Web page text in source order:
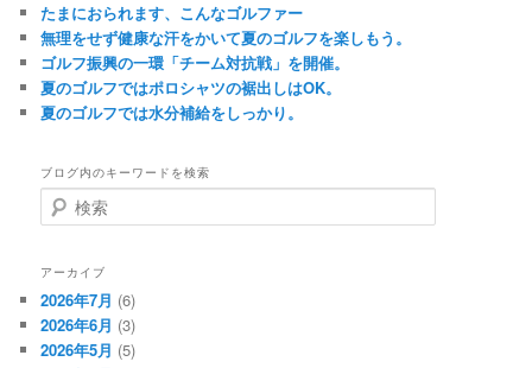
たまにおられます、こんなゴルファー
無理をせず健康な汗をかいて夏のゴルフを楽しもう。
ゴルフ振興の一環「チーム対抗戦」を開催。
夏のゴルフではポロシャツの裾出しはOK。
夏のゴルフでは水分補給をしっかり。
ブログ内のキーワードを検索
検
索
アーカイブ
2026年7月 (6)
2026年6月 (3)
2026年5月 (5)